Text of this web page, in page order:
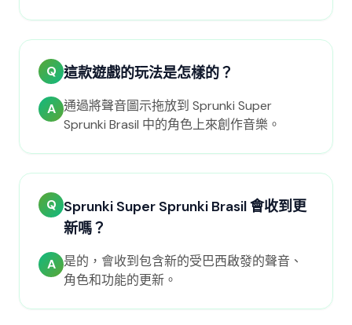
Q 這款遊戲的玩法是怎樣的？
A 通過將聲音圖示拖放到 Sprunki Super
Sprunki Brasil 中的角色上來創作音樂。
Q Sprunki Super Sprunki Brasil 會收到更
新嗎？
A 是的，會收到包含新的受巴西啟發的聲音、
角色和功能的更新。